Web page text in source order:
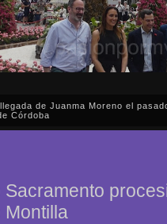
de Juanma Moreno el
Córdoba
Sacramento
Montilla